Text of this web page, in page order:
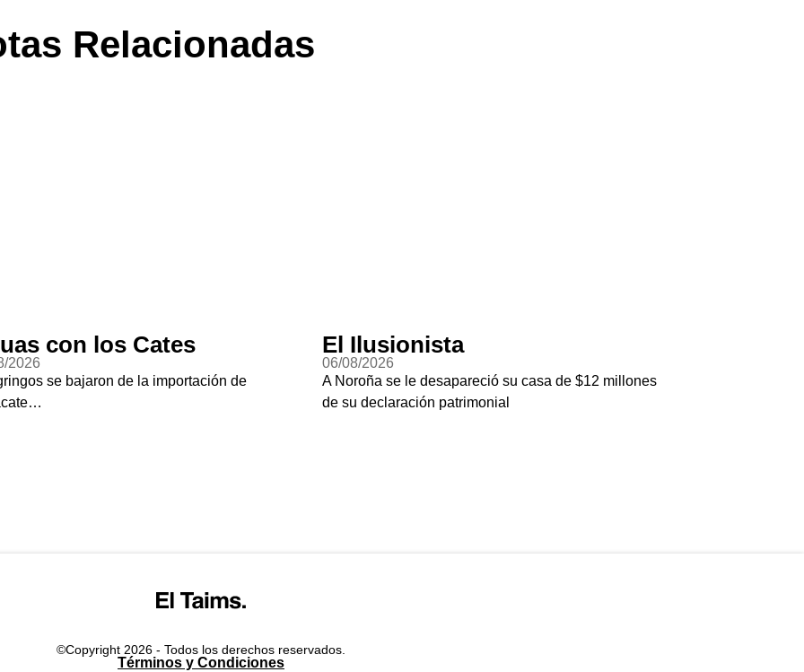
Relacionadas
con los Cates
2026
se bajaron de la importación de
El Ilusionista
06/08/2026
A Noroña se le desapareció su casa de $12 millones
de su declaración patrimonial
©Copyright 2026 - Todos los derechos reservados.
Términos y Condiciones